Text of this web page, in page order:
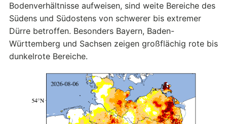
Bodenverhältnisse aufweisen, sind weite Bereiche des
Südens und Südostens von schwerer bis extremer
Dürre betroffen. Besonders Bayern, Baden-
Württemberg und Sachsen zeigen großflächig rote bis
dunkelrote Bereiche.